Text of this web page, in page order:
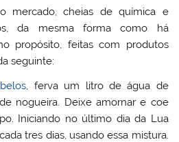
mercado, cheias de química e
da mesma forma como há
propósito, feitas com produtos
seguinte:
, ferva um litro de água de
nogueira. Deixe amornar e coe
Iniciando no último dia da Lua
tres dias, usando essa mistura.